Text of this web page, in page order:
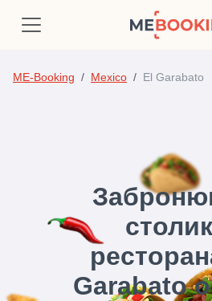
ME-Booking Mexico El Garabato
Garabato